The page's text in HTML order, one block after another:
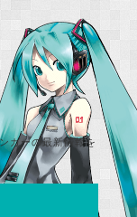
ガーの最新情報を